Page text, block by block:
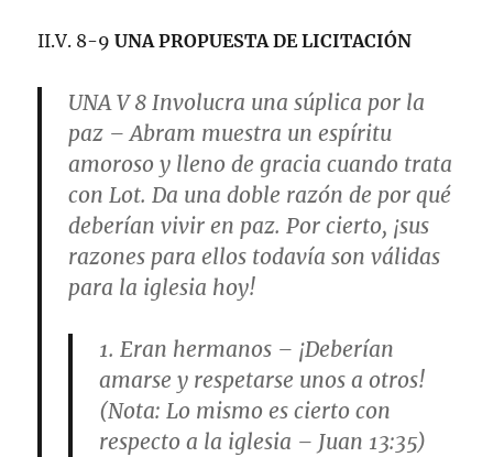
II.V. 8-9UNA PROPUESTA DE LICITACIÓN
UNA V 8 Involucra una súplica por la
paz – Abram muestra un espíritu
amoroso y lleno de gracia cuando trata
con Lot. Da una doble razón de por qué
deberían vivir en paz. Por cierto, ¡sus
razones para ellos todavía son válidas
para la iglesia hoy!
1. Eran hermanos – ¡Deberían
amarse y respetarse unos a otros!
(Nota: Lo mismo es cierto con
respecto a la iglesia – Juan 13:35)